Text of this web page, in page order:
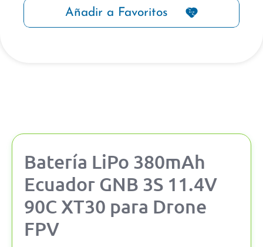
Añadir a Favoritos
Batería LiPo 380mAh
Ecuador GNB 3S 11.4V
90C XT30 para Drone
FPV